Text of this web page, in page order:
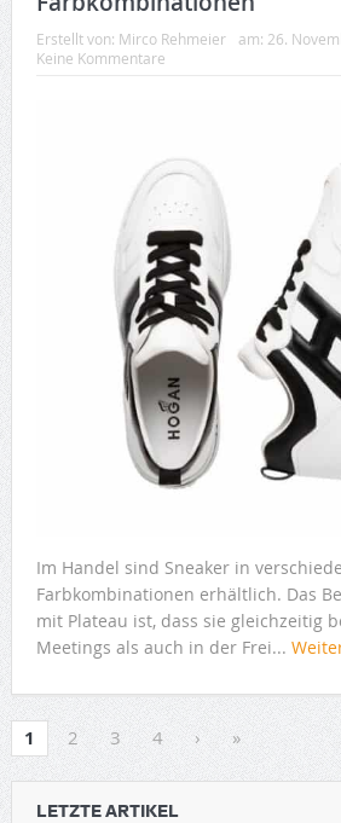
Erstellt von: Mirco Rehmeier am: 26.
Keine Kommentare
Im Handel sind Sneaker in
Farbkombinationen erhältlich. Das
mit Plateau ist, dass sie gleichzeitig
Meetings als auch in der Frei...
1 2 3 4 › »
LETZTE ARTIKEL